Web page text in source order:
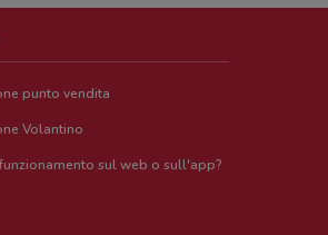
punto vendita
Volantino
sul web o sull'app?